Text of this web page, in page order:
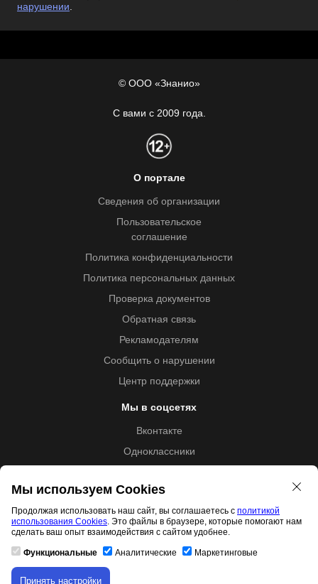
нарушении.
© ООО «Знанио»
С вами с 2009 года.
О портале
Сведения об организации
Пользовательское
соглашение
Политика конфиденциальности
Политика персональных данных
Проверка документов
Обратная связь
Рекламодателям
Сообщить о нарушении
Центр поддержки
Мы в соцсетях
Вконтакте
Одноклассники
Образовательная лицензия №5257 от 09.09.2020 (Л035-
01253-67/00192487)
Мы используем Cookies
Продолжая использовать наш сайт, вы соглашаетесь с политикой
использования Cookies. Это файлы в браузере, которые помогают нам
сделать ваш опыт взаимодействия с сайтом удобнее.
Функциональные Аналитические Маркетинговые
Принять настройки